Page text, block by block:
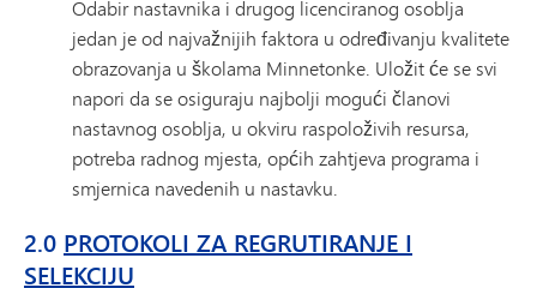
Odabir nastavnika i drugog licenciranog osoblja
jedan je od najvažnijih faktora u određivanju kvalitete
obrazovanja u školama Minnetonke. Uložit će se svi
napori da se osiguraju najbolji mogući članovi
nastavnog osoblja, u okviru raspoloživih resursa,
potreba radnog mjesta, općih zahtjeva programa i
smjernica navedenih u nastavku.
2.0 PROTOKOLI ZA REGRUTIRANJE I
SELEKCIJU